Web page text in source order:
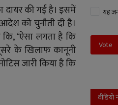
दायर की गई है। इसमें
आदेश को चुनौती दी है।
‘ऐसा लगता है कि
के खिलाफ कानूनी
जारी किया है कि
यह
Vote
वीडियो